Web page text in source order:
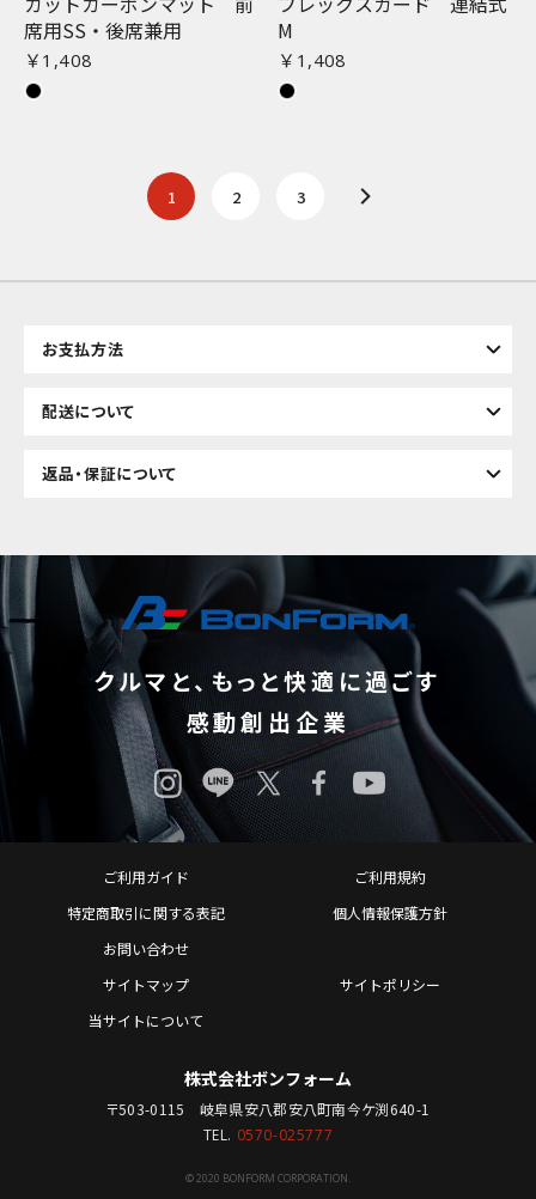
席用SS・後席兼用
￥1,408
M
￥1,408
1 2 3
お支払方法
配送について
返品・保証について
クルマと、もっと快適に過ごす
感動創出企業
ご利用ガイド
ご利用規約
特定商取引に関する表記
個人情報保護方針
お問い合わせ
サイトマップ
サイトポリシー
当サイトについて
株式会社ボンフォーム
〒503-0115 岐阜県安八郡安八町南今ケ渕640-1
TEL. 0570-025777
© 2020 BONFORM CORPORATION.